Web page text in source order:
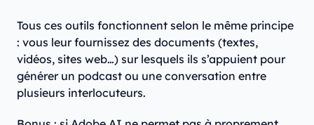
Tous ces outils fonctionnent selon le même principe
: vous leur fournissez des documents (textes,
vidéos, sites web…) sur lesquels ils s’appuient pour
générer un podcast ou une conversation entre
plusieurs interlocuteurs.